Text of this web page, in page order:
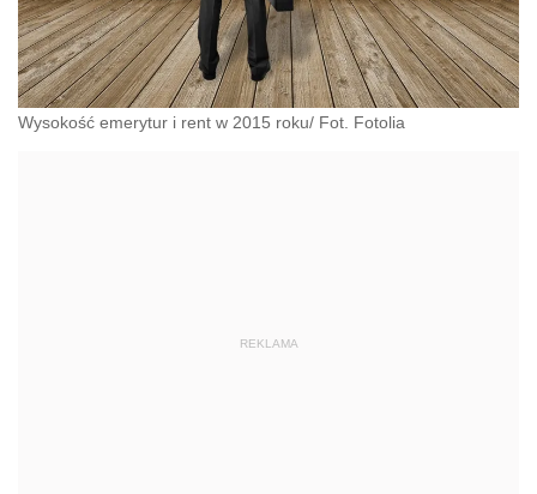
Wysokość emerytur i rent w 2015 roku/ Fot. Fotolia